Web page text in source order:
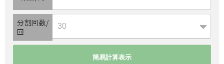
分割回数/
回